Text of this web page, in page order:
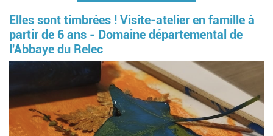
Elles sont timbrées ! Visite-atelier en famille à
partir de 6 ans - Domaine départemental de
l'Abbaye du Relec